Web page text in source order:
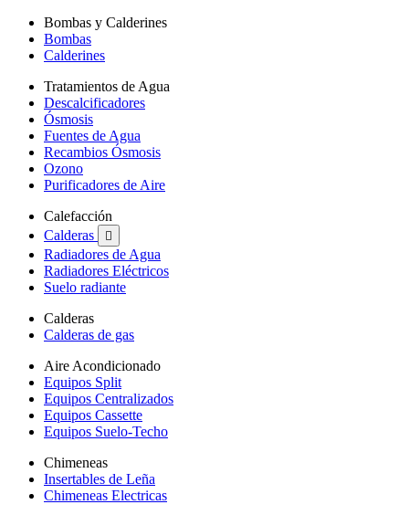
Bombas y Calderines
Bombas
Calderines
Tratamientos de Agua
Descalcificadores
Ósmosis
Fuentes de Agua
Recambios Ósmosis
Ozono
Purificadores de Aire
Calefacción
Calderas

Radiadores de Agua
Radiadores Eléctricos
Suelo radiante
Calderas
Calderas de gas
Aire Acondicionado
Equipos Split
Equipos Centralizados
Equipos Cassette
Equipos Suelo-Techo
Chimeneas
Insertables de Leña
Chimeneas Electricas